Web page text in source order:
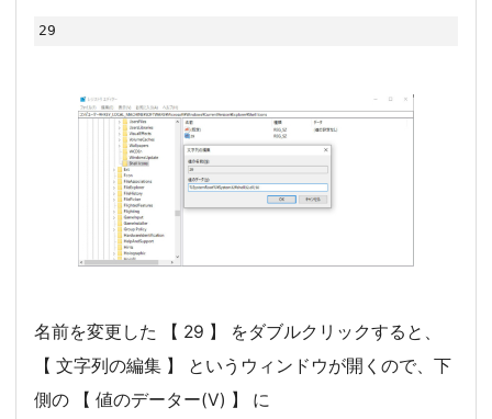
29
名前を変更した 【 29 】 をダブルクリックすると、
【 文字列の編集 】 というウィンドウが開くので、下
側の 【 値のデーター(V) 】 に